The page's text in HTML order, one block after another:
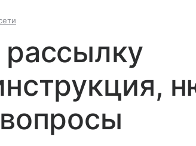
рассылку